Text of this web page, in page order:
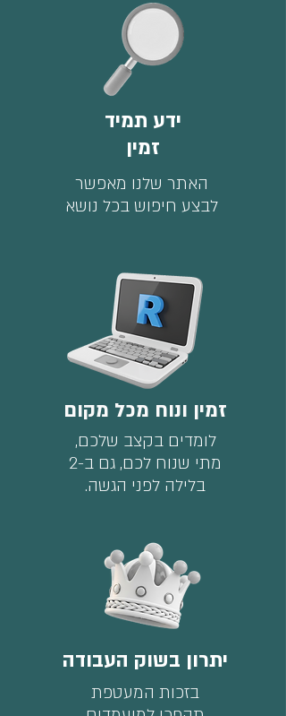
ידע תמיד
זמין
האתר שלנו מאפשר
לבצע חיפוש בכל נושא
זמין ונוח מכל מקום
לומדים בקצב שלכם,
מתי שנוח לכם, גם ב-2
בלילה לפני הגשה.
יתרון בשוק העבודה
בזכות המעטפת